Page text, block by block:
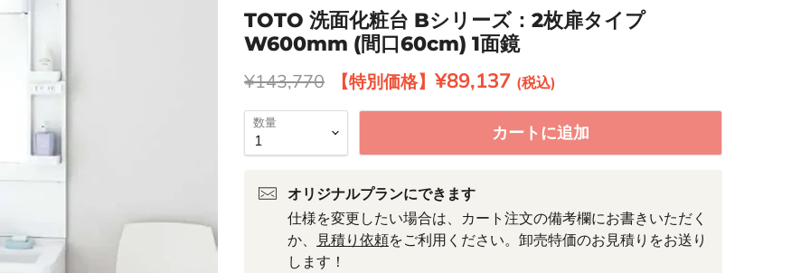
TOTO 洗面化粧台 Bシリーズ：2枚扉タイプ
W600mm (間口60cm) 1面鏡
元の価格
¥143,770 現在の価格
¥89,137
数量 カートに追加
オリジナルプランにできます
仕様を変更したい場合は、カート注文の備考欄にお書きいただく
か、 見積り依頼をご利用ください。卸売特価のお見積りをお送り
します！